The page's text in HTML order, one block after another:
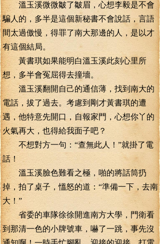
溫玉溪微微皺了皺眉，心想李毅是不會
騙人的，多半是這個新秘書不會說話，言語
間太過傲慢，得罪了南大那邊的人，是以才
有這個結局。
黃書琪如果能明白溫玉溪此刻心里所
想，多半會冤屈得去撞墻。
溫玉溪翻開自己的通信薄，找到南大的
電話，拔了過去。考慮到剛才黃書琪的遭
遇，他特意先開口，自報家門，心想你丫的
火氣再大，也得給我面子吧？
不想對方一句：“查無此人！”就掛了電
話！
溫玉溪臉色難看之極，啪的將話筒扔
掉，拍了桌子，慍怒的道：“準備一下，去南
大！”
省委的車隊徐徐開進南方大學，門衛看
到那清一色的小牌號車，嚇了一跳，事先沒